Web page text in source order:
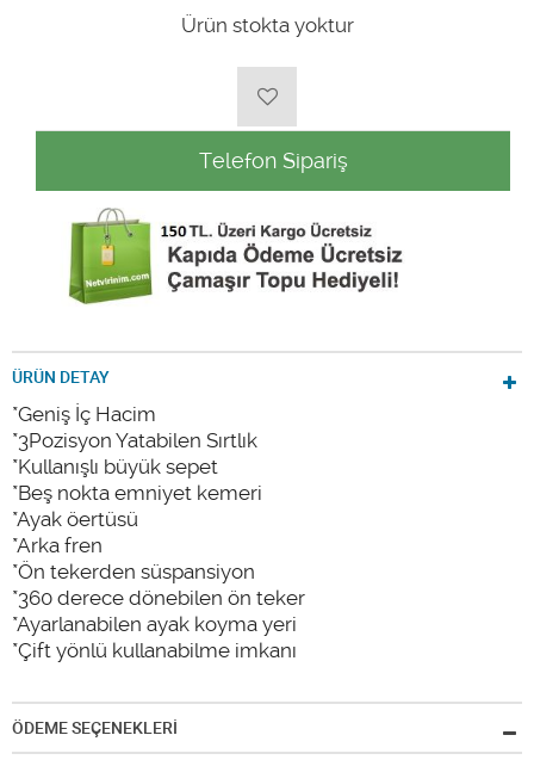
Ürün stokta yoktur
Telefon Sipariş
ÜRÜN DETAY
*Geniş İç Hacim
*3Pozisyon Yatabilen Sırtlık
*Kullanışlı büyük sepet
*Beş nokta emniyet kemeri
*Ayak öertüsü
*Arka fren
*Ön tekerden süspansiyon
*360 derece dönebilen ön teker
*Ayarlanabilen ayak koyma yeri
*Çift yönlü kullanabilme imkanı
ÖDEME SEÇENEKLERİ